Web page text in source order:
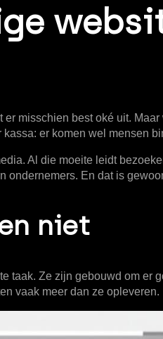
misschien best oké uit.
er komen wel mensen
Al die moeite leidt
ondernemers. En dat is
niet
taak. Ze zijn gebouwd om er
vaak meer dan ze opleveren.